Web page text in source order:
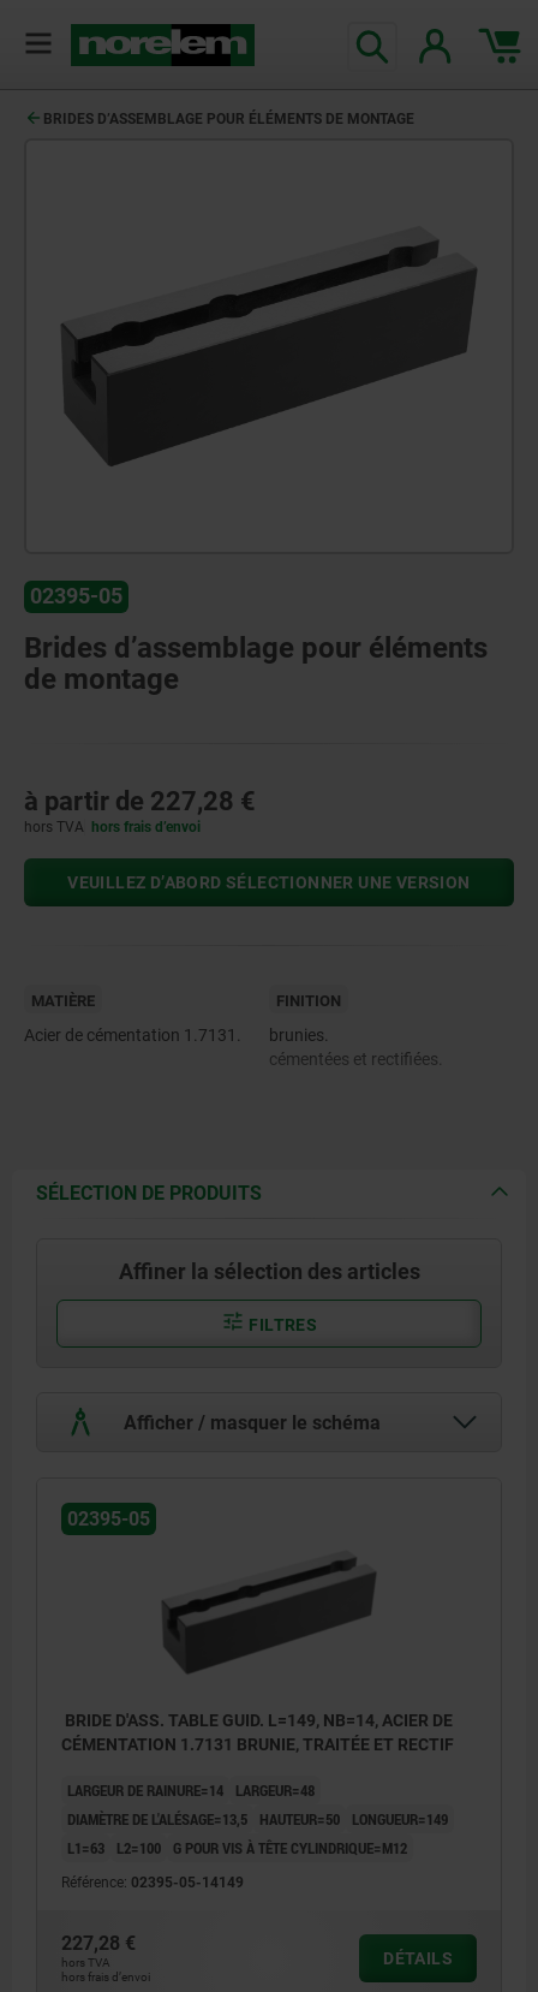
BRIDES D’ASSEMBLAGE POUR ÉLÉMENTS DE MONTAGE
02395-05
Brides d’assemblage pour éléments
de montage
à partir de 227,28 €
hors TVA hors frais d’envoi
VEUILLEZ D’ABORD SÉLECTIONNER UNE VERSION
MATIÈRE
Acier de cémentation 1.7131.
FINITION
brunies.
cémentées et rectifiées.
SÉLECTION DE PRODUITS
Affiner la sélection des articles
FILTRES
Afficher / masquer le schéma
02395-05
BRIDE D'ASS. TABLE GUID. L=149, NB=14, ACIER DE
CÉMENTATION 1.7131 BRUNIE, TRAITÉE ET RECTIF
LARGEUR DE RAINURE=14
LARGEUR=48
DIAMÈTRE DE L'ALÉSAGE=13,5
HAUTEUR=50
LONGUEUR=149
L1=63
L2=100 G POUR VIS À TÊTE CYLINDRIQUE=M12
Référence: 02395-05-14149
227,28 €
hors TVA
hors frais d’envoi
DÉTAILS